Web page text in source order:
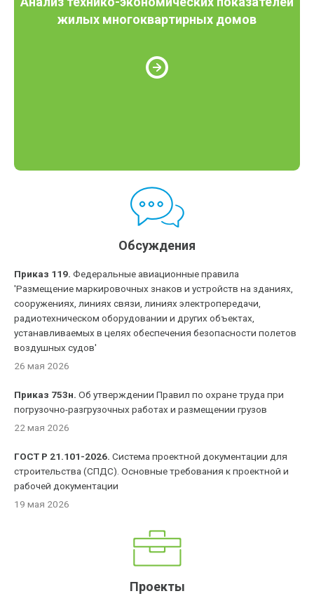
жилых многоквартирных домов
Обсуждения
Приказ 119. Федеральные авиационные правила
'Размещение маркировочных знаков и устройств на зданиях,
сооружениях, линиях связи, линиях электропередачи,
радиотехническом оборудовании и других объектах,
устанавливаемых в целях обеспечения безопасности полетов
воздушных судов'
26 мая 2026
Приказ 753н. Об утверждении Правил по охране труда при
погрузочно-разгрузочных работах и размещении грузов
22 мая 2026
ГОСТ Р 21.101-2026. Система проектной документации для
строительства (СПДС). Основные требования к проектной и
рабочей документации
19 мая 2026
Проекты